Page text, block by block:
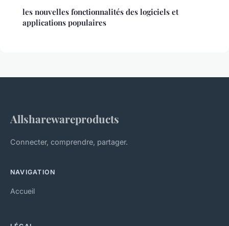
les nouvelles fonctionnalités des logiciels et
applications populaires
Allsharewareproducts
Connecter, comprendre, partager.
NAVIGATION
Accueil